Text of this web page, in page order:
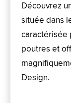
Découvrez
située dans
caractérisée
poutres et
Design.